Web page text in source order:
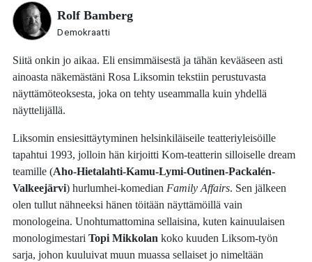
Rolf Bamberg
Demokraatti
Siitä onkin jo aikaa. Eli ensimmäisestä ja tähän kevääseen asti
ainoasta näkemästäni Rosa Liksomin tekstiin perustuvasta
näyttämöteoksesta, joka on tehty useammalla kuin yhdellä
näyttelijällä.
Liksomin ensiesittäytyminen helsinkiläiseile teatteriyleisöille
tapahtui 1993, jolloin hän kirjoitti Kom-teatterin silloiselle dream
teamille (Aho-Hietalahti-Kamu-Lymi-Outinen-Packalén-
Valkeejärvi) hurlumhei-komedianFamily Affairs. Sen jälkeen
olen tullut nähneeksi hänen töitään näyttämöillä vain
monologeina. Unohtumattomina sellaisina, kuten kainuulaisen
monologimestariTopi Mikkolan koko kuuden Liksom-työn
sarja, johon kuuluivat muun muassa sellaiset jo nimeltään